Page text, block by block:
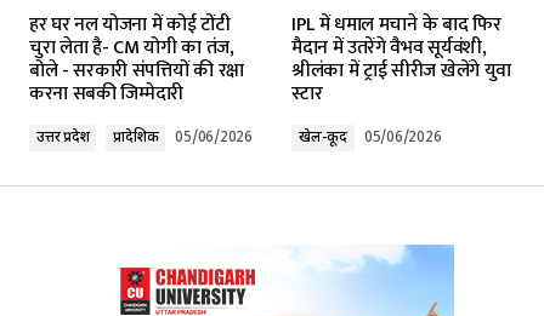
Required fields are marked*
Comment*
हर घर नल योजना में कोई टोंटी
चुरा लेता है- CM योगी का तंज,
बोले - सरकारी संपत्तियों की रक्षा
करना सबकी जिम्मेदारी
उत्तर प्रदेश प्रादेशिक 05/06/2026
IPL में धमाल मचाने के बाद फिर
मैदान में उतरेंगे वैभव सूर्यवंशी,
श्रीलंका में ट्राई सीरीज खेलेंगे युवा
स्टार
खेल-कूद 05/06/2026